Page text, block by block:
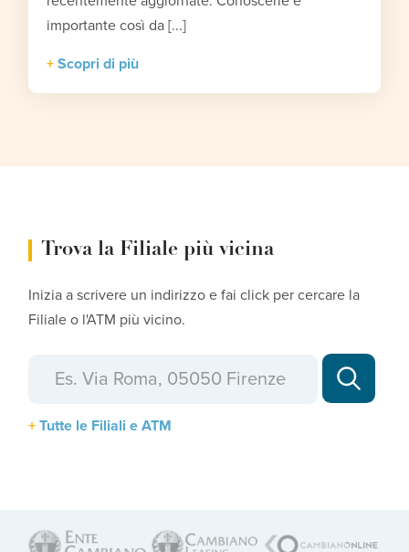
importante così da [...]
Scopri di più
Trova la Filiale più vicina
Inizia a scrivere un indirizzo e fai click per cercare la
Filiale o l'ATM più vicino.
Tutte le Filiali e ATM